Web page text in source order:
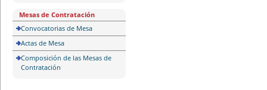
Mesas de Contratación
Convocatorias de Mesa
Actas de Mesa
Composición de las Mesas de
Contratación